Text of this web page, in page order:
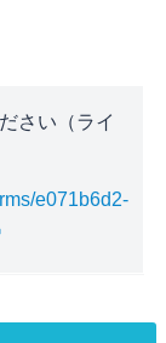
さい（ライ
e071b6d2-